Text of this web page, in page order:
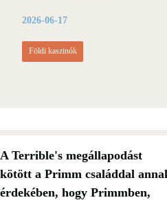
2026-06-17
Földi kaszinók
A Terrible's megállapodást
kötött a Primm családdal
érdekében, hogy Primmben,